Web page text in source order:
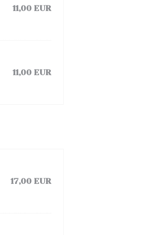
11,00 EUR
11,00 EUR
17,00 EUR